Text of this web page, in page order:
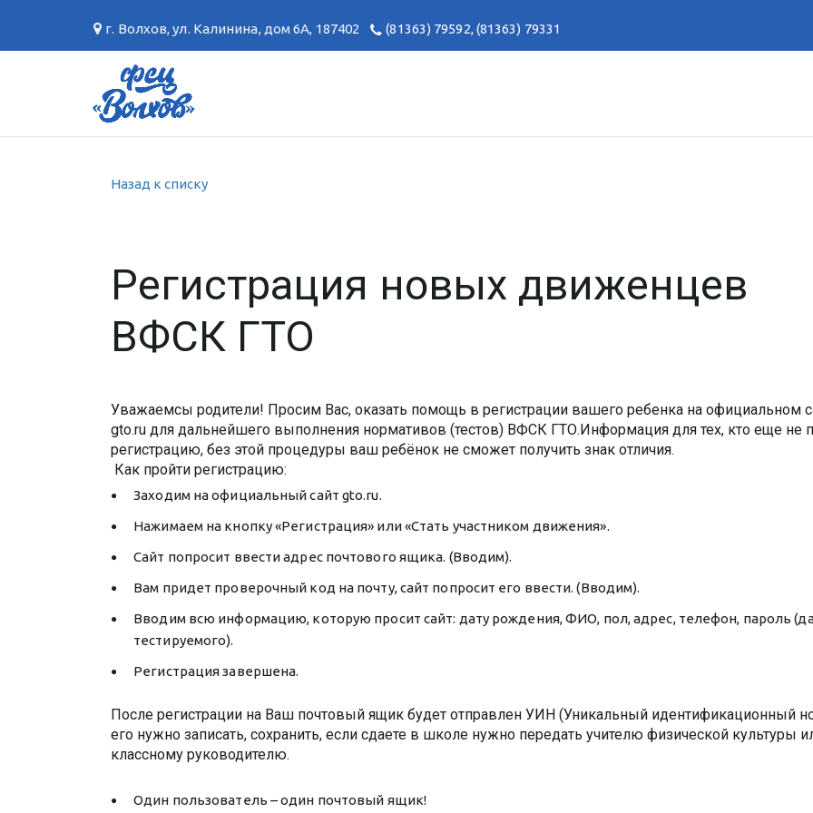
г. Волхов,ул. Калинина, дом 6А, 187402 (81363) 79592,(81363) 79331
Назад к списку
Регистрация новых движенцев
ВФСК ГТО
Уважаемсы родители! Просим Вас, оказать помощь в регистрации вашего ребенка на официальном
gto.ru для дальнейшего выполнения нормативов (тестов) ВФСК ГТО.Информация для тех, кто еще не
регистрацию, без этой процедуры ваш ребёнок не сможет получить знак отличия.
Как пройти регистрацию:
Заходим на официальный сайт gto.ru.
Нажимаем на кнопку «Регистрация» или «Стать участником движения».
Сайт попросит ввести адрес почтового ящика. (Вводим).
Вам придет проверочный код на почту, сайт попросит его ввести. (Вводим).
Вводим всю информацию, которую просит сайт: дату рождения, ФИО, пол, адрес, телефон, пароль
тестируемого).
Регистрация завершена.
После регистрации на Ваш почтовый ящик будет отправлен УИН (Уникальный идентификационный
его нужно записать, сохранить, если сдаете в школе нужно передать учителю физической культуры
классному руководителю.
Один пользователь – один почтовый ящик!